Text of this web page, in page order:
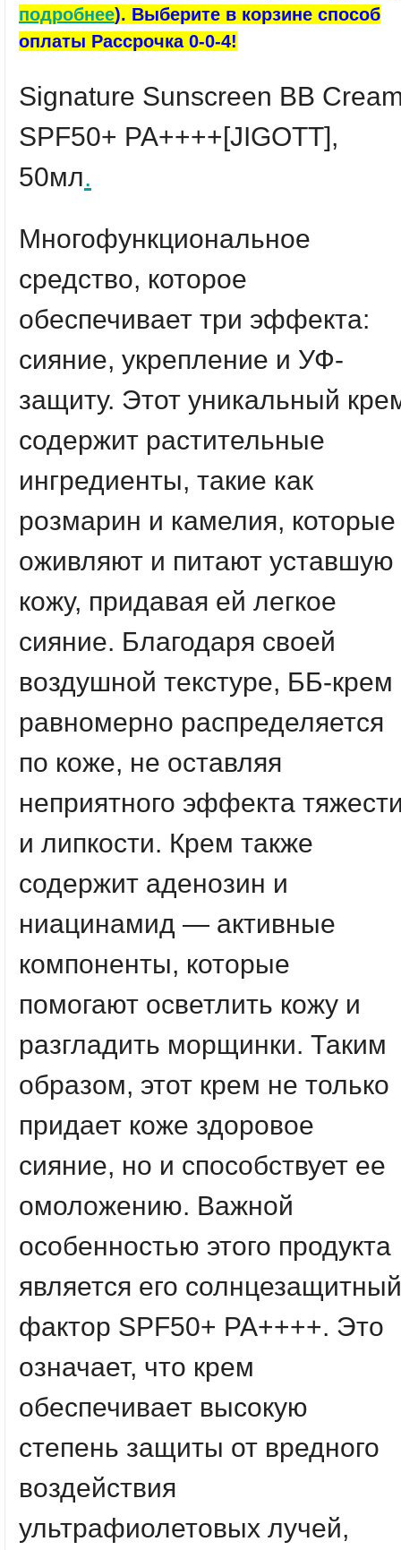
подробнее). Выберите в корзине способ
оплаты Рассрочка 0-0-4!
Signature Sunscreen BB
SPF50+ PA++++[JIGOTT],
50мл.
Многофункциональное
средство, которое
обеспечивает три эффекта:
сияние, укрепление и УФ-
защиту. Этот уникальный
содержит растительные
ингредиенты, такие как
розмарин и камелия, которые
оживляют и питают уставшую
кожу, придавая ей легкое
сияние. Благодаря своей
воздушной текстуре, ББ-крем
равномерно распределяется
по коже, не оставляя
неприятного эффекта
и липкости. Крем также
содержит аденозин и
ниацинамид — активные
компоненты, которые
помогают осветлить кожу и
разгладить морщинки. Таким
образом, этот крем не только
придает коже здоровое
сияние, но и способствует ее
омоложению. Важной
особенностью этого продукта
является его солнцезащитный
фактор SPF50+ PA++++. Это
означает, что крем
обеспечивает высокую
степень защиты от вредного
воздействия
ультрафиолетовых лучей,